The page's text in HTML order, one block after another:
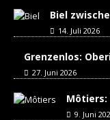
Biel
14. Juli 2026
Grenzenlos:
27. Juni 2026
Môtiers:
9. Juni